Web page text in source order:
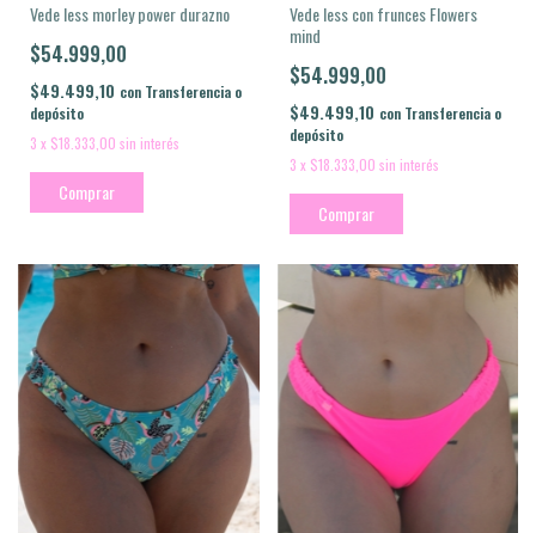
Vede less morley power durazno
$54.999,00
$49.499,10 con Transferencia o
depósito
3 x $18.333,00 sin interés
Comprar
Vede less con frunces Flowers
mind
$54.999,00
$49.499,10 con Transferencia o
depósito
3 x $18.333,00 sin interés
Comprar